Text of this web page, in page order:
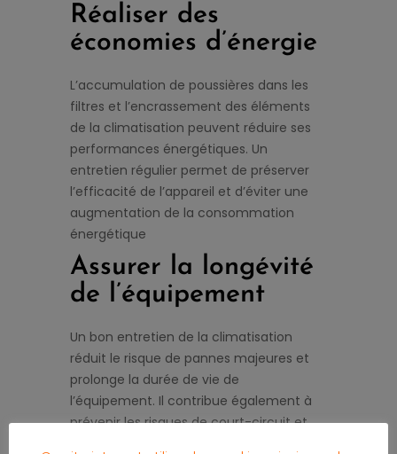
Réaliser des
économies d’énergie
L’accumulation de poussières dans les
filtres et l’encrassement des éléments
de la climatisation peuvent réduire ses
performances énergétiques. Un
entretien régulier permet de préserver
l’efficacité de l’appareil et d’éviter une
augmentation de la consommation
énergétique
Assurer la longévité
de l’équipement
Un bon entretien de la climatisation
réduit le risque de pannes majeures et
prolonge la durée de vie de
l’équipement. Il contribue également à
prévenir les risques de court-circuit et